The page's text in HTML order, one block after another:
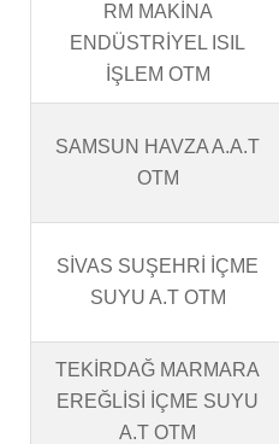
RM MAKİNA
ENDÜSTRİYEL ISIL
İŞLEM OTM
SAMSUN HAVZA A.A.T
OTM
SİVAS SUŞEHRİ İÇME
SUYU A.T OTM
TEKİRDAĞ MARMARA
EREĞLİSİ İÇME SUYU
A.T OTM